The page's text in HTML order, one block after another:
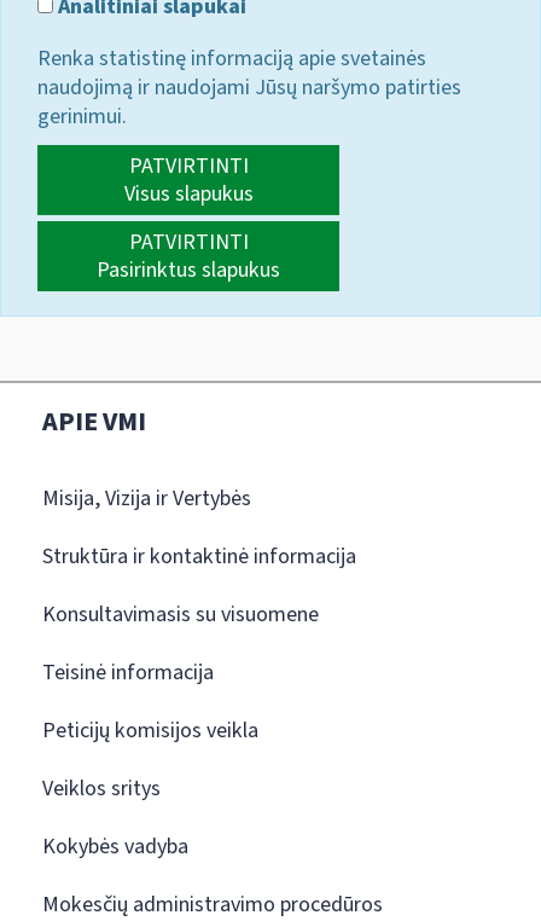
Analitiniai slapukai
Renka statistinę informaciją apie svetainės
naudojimą ir naudojami Jūsų naršymo patirties
gerinimui.
PATVIRTINTI
Visus slapukus
PATVIRTINTI
Pasirinktus slapukus
APIE VMI
Misija, Vizija ir Vertybės
Struktūra ir kontaktinė informacija
Konsultavimasis su visuomene
Teisinė informacija
Peticijų komisijos veikla
Veiklos sritys
Kokybės vadyba
Mokesčių administravimo procedūros